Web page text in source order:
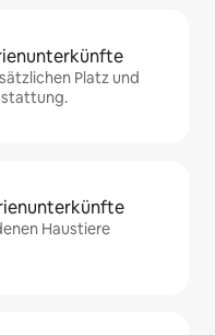
Platz und
Haustiere